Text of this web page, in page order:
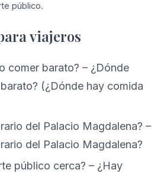
público.
viajeros
comer barato? – ¿Dónde
(¿Dónde hay comida
del Palacio Magdalena? –
del Palacio Magdalena?
público cerca? – ¿Hay